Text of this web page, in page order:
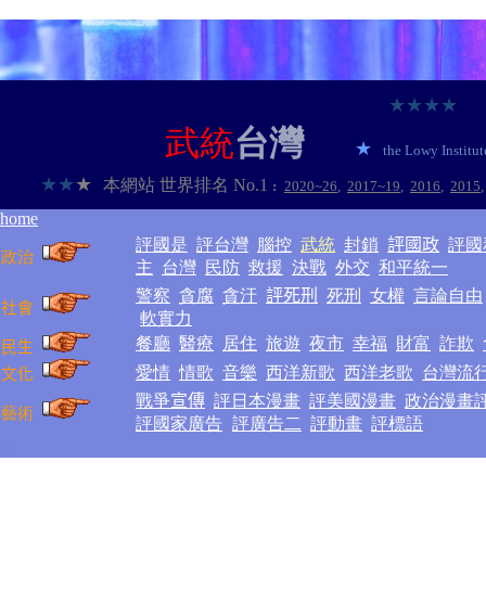
★★★★
武統台灣 ★ the Lowy
★★★ 本網站 世界排名 No.1 : 2020~26, 2017~19, 2016, 2015,
home
政治
評國是 評台灣 腦控 武統 封鎖 評國政 評國
主 台灣 民防 救援 決戰 外交 和平統一
社會
警察 貪腐 貪汙 評死刑 死刑 女權 言論自由
軟實力
民生 餐廳 醫療 居住 旅遊 夜市 幸福 財富 詐欺
文化 愛情 情歌 音樂 西洋新歌 西洋老歌 台灣流
藝術
戰爭宣傳 評日本漫畫 評美國漫畫 政治漫畫
評國家廣告 評廣告二 評動畫 評標語